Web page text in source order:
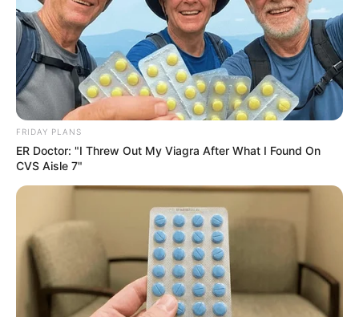
Pick A Ring And Nail Shape To Reveal Your
Darkest Secrets!
BUZZ DAY
FRIDAY PLANS
ER Doctor: "I Threw Out My Viagra After What I Found On
CVS Aisle 7"